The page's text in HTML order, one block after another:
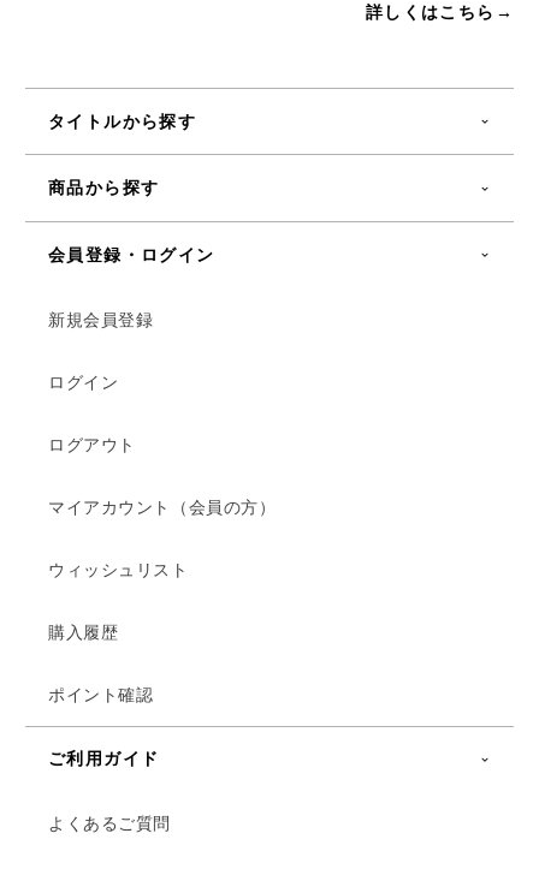
詳しくはこちら→
タイトルから探す
商品から探す
会員登録・ログイン
新規会員登録
ログイン
ログアウト
マイアカウント（会員の方）
ウィッシュリスト
購入履歴
ポイント確認
ご利用ガイド
よくあるご質問